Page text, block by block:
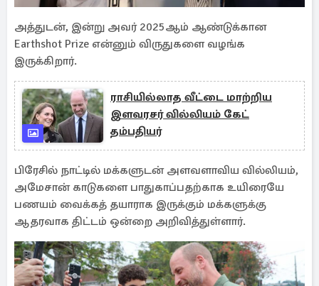
அத்துடன், இன்று அவர் 2025ஆம் ஆண்டுக்கான
Earthshot Prize என்னும் விருதுகளை வழங்க
இருக்கிறார்.
ராசியில்லாத வீட்டை மாற்றிய
இளவரசர் வில்லியம் கேட்
தம்பதியர்
பிரேசில் நாட்டில் மக்களுடன் அளவளாவிய வில்லியம்,
அமேசான் காடுகளை பாதுகாப்பதற்காக உயிரையே
பணயம் வைக்கத் தயாராக இருக்கும் மக்களுக்கு
ஆதரவாக திட்டம் ஒன்றை அறிவித்துள்ளார்.